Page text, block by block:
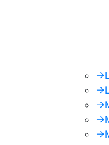
->
->
->
->
->